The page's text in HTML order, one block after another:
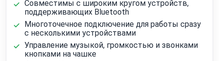
Совместимы с широким кругом устройств,
поддерживающих Bluetooth
Многоточечное подключение для работы сразу
с несколькими устройствами
Управление музыкой, громкостью и звонками
кнопками на чашке